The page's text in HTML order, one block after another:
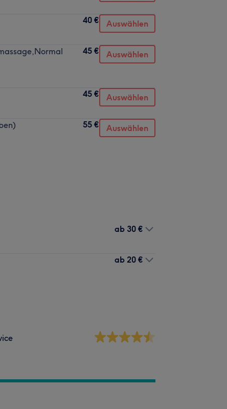
40 € Auswählen
45 € Auswählen
45 € Auswählen
55 € Auswählen
ab 30 €
ab 20 €